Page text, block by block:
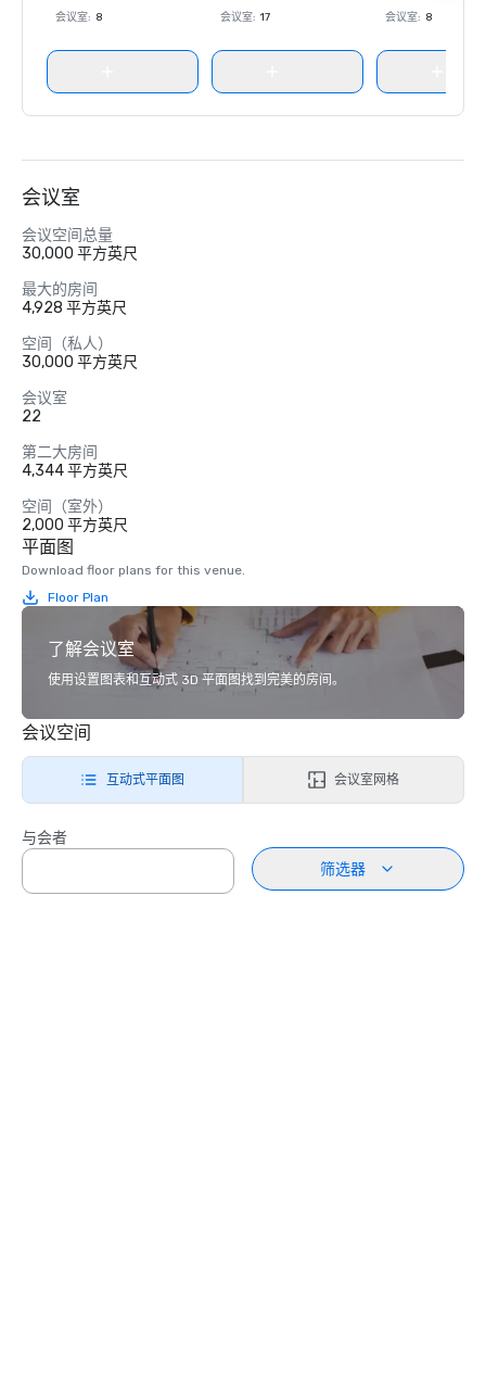
会议室: 8 会议室: 17 会议室: 8
会议室
会议空间总量
30,000 平方英尺
最大的房间
4,928 平方英尺
空间（私人）
30,000 平方英尺
会议室
22
第二大房间
4,344 平方英尺
空间（室外）
2,000 平方英尺
平面图
Download floor plans for this venue.
Floor Plan
了解会议室
使用设置图表和互动式 3D 平面图找到完美的房间。
会议空间
互动式平面图 会议室网格
与会者
筛选器